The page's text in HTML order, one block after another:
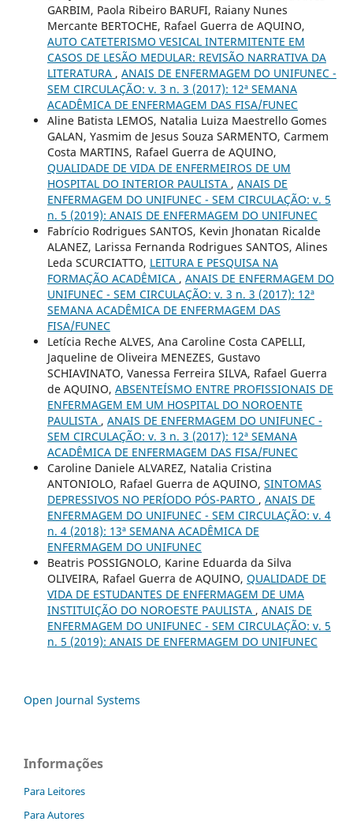
GARBIM, Paola Ribeiro BARUFI, Raiany Nunes
Mercante BERTOCHE, Rafael Guerra de AQUINO,
AUTO CATETERISMO VESICAL INTERMITENTE EM
CASOS DE LESÃO MEDULAR: REVISÃO NARRATIVA DA
LITERATURA , ANAIS DE ENFERMAGEM DO UNIFUNEC -
SEM CIRCULAÇÃO: v. 3 n. 3 (2017): 12ª SEMANA
ACADÊMICA DE ENFERMAGEM DAS FISA/FUNEC
Aline Batista LEMOS, Natalia Luiza Maestrello Gomes
GALAN, Yasmim de Jesus Souza SARMENTO, Carmem
Costa MARTINS, Rafael Guerra de AQUINO,
QUALIDADE DE VIDA DE ENFERMEIROS DE UM
HOSPITAL DO INTERIOR PAULISTA , ANAIS DE
ENFERMAGEM DO UNIFUNEC - SEM CIRCULAÇÃO: v. 5
n. 5 (2019): ANAIS DE ENFERMAGEM DO UNIFUNEC
Fabrí­cio Rodrigues SANTOS, Kevin Jhonatan Ricalde
ALANEZ, Larissa Fernanda Rodrigues SANTOS, Alines
Leda SCURCIATTO, LEITURA E PESQUISA NA
FORMAÇÃO ACADÊMICA , ANAIS DE ENFERMAGEM DO
UNIFUNEC - SEM CIRCULAÇÃO: v. 3 n. 3 (2017): 12ª
SEMANA ACADÊMICA DE ENFERMAGEM DAS
FISA/FUNEC
Letícia Reche ALVES, Ana Caroline Costa CAPELLI,
Jaqueline de Oliveira MENEZES, Gustavo
SCHIAVINATO, Vanessa Ferreira SILVA, Rafael Guerra
de AQUINO, ABSENTEÍSMO ENTRE PROFISSIONAIS DE
ENFERMAGEM EM UM HOSPITAL DO NOROENTE
PAULISTA , ANAIS DE ENFERMAGEM DO UNIFUNEC -
SEM CIRCULAÇÃO: v. 3 n. 3 (2017): 12ª SEMANA
ACADÊMICA DE ENFERMAGEM DAS FISA/FUNEC
Caroline Daniele ALVAREZ, Natalia Cristina
ANTONIOLO, Rafael Guerra de AQUINO, SINTOMAS
DEPRESSIVOS NO PERÍODO PÓS-PARTO , ANAIS DE
ENFERMAGEM DO UNIFUNEC - SEM CIRCULAÇÃO: v. 4
n. 4 (2018): 13ª SEMANA ACADÊMICA DE
ENFERMAGEM DO UNIFUNEC
Beatris POSSIGNOLO, Karine Eduarda da Silva
OLIVEIRA, Rafael Guerra de AQUINO, QUALIDADE DE
VIDA DE ESTUDANTES DE ENFERMAGEM DE UMA
INSTITUIÇÃO DO NOROESTE PAULISTA , ANAIS DE
ENFERMAGEM DO UNIFUNEC - SEM CIRCULAÇÃO: v. 5
n. 5 (2019): ANAIS DE ENFERMAGEM DO UNIFUNEC
Open Journal Systems
Informações
Para Leitores
Para Autores